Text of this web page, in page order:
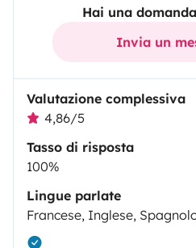
Hai una
Invia un
Valutazione complessiva
4,86/5
Tasso di risposta
100%
Lingue parlate
Francese, Inglese,